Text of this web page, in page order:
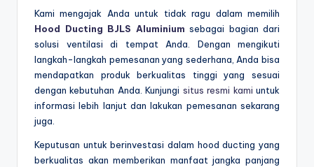
Kami mengajak Anda untuk tidak ragu dalam memilih
Hood Ducting BJLS Aluminium sebagai bagian dari
solusi ventilasi di tempat Anda. Dengan mengikuti
langkah-langkah pemesanan yang sederhana, Anda bisa
mendapatkan produk berkualitas tinggi yang sesuai
dengan kebutuhan Anda. Kunjungi situs resmi kami untuk
informasi lebih lanjut dan lakukan pemesanan sekarang
juga.
Keputusan untuk berinvestasi dalam hood ducting yang
berkualitas akan memberikan manfaat jangka panjang